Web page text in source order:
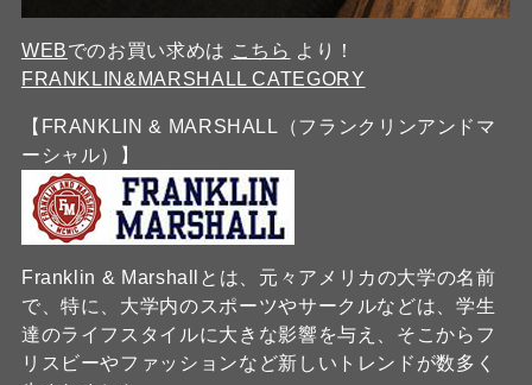
WEBでのお買い求めは こちら より！
FRANKLIN&MARSHALL CATEGORY
【FRANKLIN & MARSHALL（フランクリンアンドマ
ーシャル）】
Franklin & Marshallとは、元々アメリカの大学の名前
で、特に、大学内のスポーツやサークルなどは、学生
達のライフスタイルに大きな影響を与え、そこからフ
リスビーやファッションなど新しいトレンドが数多く